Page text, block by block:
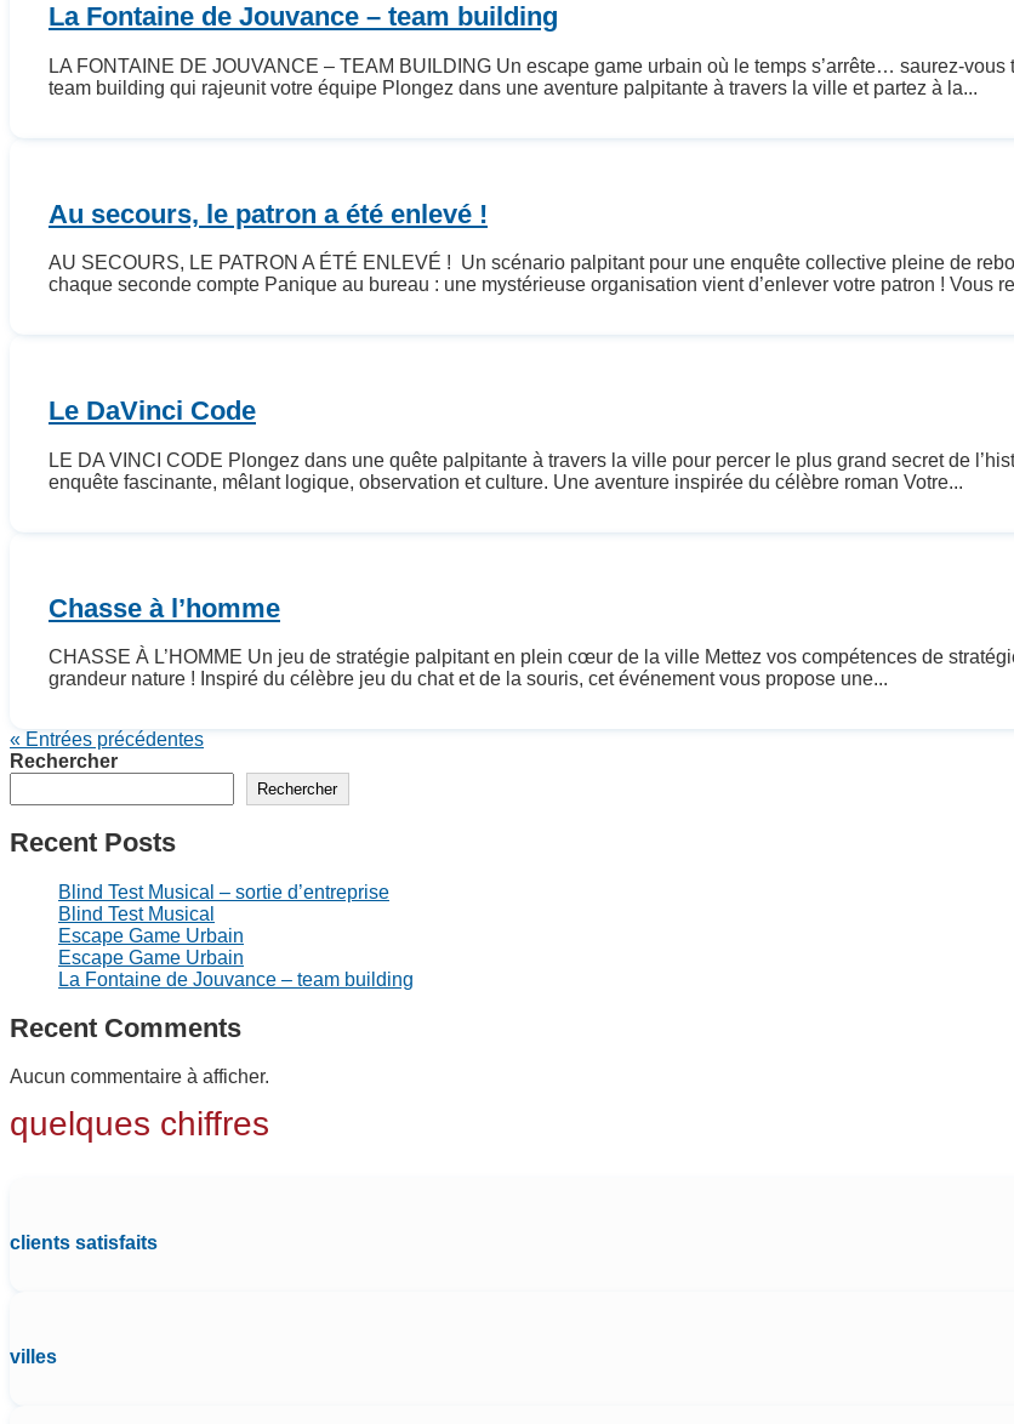
La Fontaine de Jouvance – team building
LA FONTAINE DE JOUVANCE – TEAM BUILDING Un escape game urbain où le temps s’arrête… saurez-
team building qui rajeunit votre équipe Plongez dans une aventure palpitante à travers la ville et partez à la...
Au secours, le patron a été enlevé !
AU SECOURS, LE PATRON A ÉTÉ ENLEVÉ ! Un scénario palpitant pour une enquête collective pleine de
chaque seconde compte Panique au bureau : une mystérieuse organisation vient d’enlever votre patron ! Vous
Le DaVinci Code
LE DA VINCI CODE Plongez dans une quête palpitante à travers la ville pour percer le plus grand secret de
enquête fascinante, mêlant logique, observation et culture. Une aventure inspirée du célèbre roman Votre...
Chasse à l’homme
CHASSE À L’HOMME Un jeu de stratégie palpitant en plein cœur de la ville Mettez vos compétences de
grandeur nature ! Inspiré du célèbre jeu du chat et de la souris, cet événement vous propose une...
« Entrées précédentes
Rechercher
Rechercher
Recent Posts
Blind Test Musical – sortie d’entreprise
Blind Test Musical
Escape Game Urbain
Escape Game Urbain
La Fontaine de Jouvance – team building
Recent Comments
Aucun commentaire à afficher.
quelques chiffres
clients satisfaits
villes